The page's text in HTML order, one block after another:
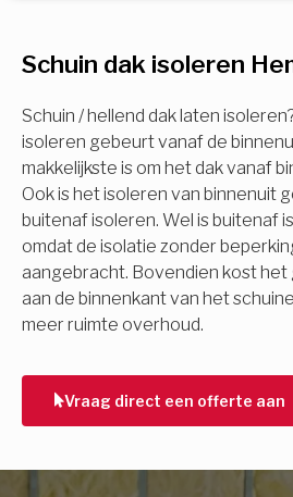
Schuin dak isoleren
Schuin / hellend dak laten
isoleren gebeurt vanaf de
makkelijkste is om het dak vanaf
Ook is het isoleren van binnenuit
buitenaf isoleren. Wel is buitenaf
omdat de isolatie zonder
aangebracht. Bovendien kost
aan de binnenkant van het
meer ruimte overhoud.
Vraag direct een offerte aan
Isolatiemaatregel
Spouwisolatie
Vloerisolatie
Dakisolatie
Gevelisolatie
Vorige
Vul uw gegevens in en
berekening per
Voornaam